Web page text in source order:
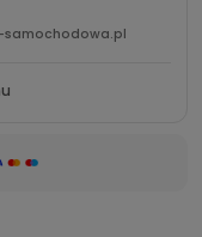
samochodowa.pl